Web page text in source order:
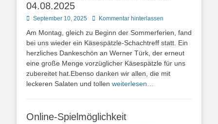
04.08.2025
Posted
September 10, 2025 Kommentar hinterlassen
Am Montag, gleich zu Beginn der Sommerferien, fand
bei uns wieder ein Käsespätzle-Schachtreff statt. Ein
herzliches Dankeschön an Werner Türk, der erneut
eine große Menge vorzüglicher Käsespätzle für uns
zubereitet hat.Ebenso danken wir allen, die mit
leckeren Salaten und tollen weiterlesen…
Online-Spielmöglichkeit